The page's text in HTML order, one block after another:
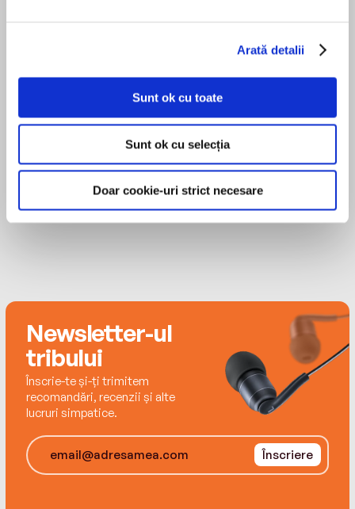
Arată detalii
Sunt ok cu toate
Sunt ok cu selecția
Doar cookie-uri strict necesare
Text copyright © Passion Projects Limited 2022
Cover illustration copyright © 2022 Daniela
Jaglenka Terrazzini
ISBN 978-606-44-2083-1
Paula Trifu
Newsletter-ul
tribului
Înscrie-te și-ți trimitem
recomandări, recenzii și alte
lucruri simpatice.
Înscriere